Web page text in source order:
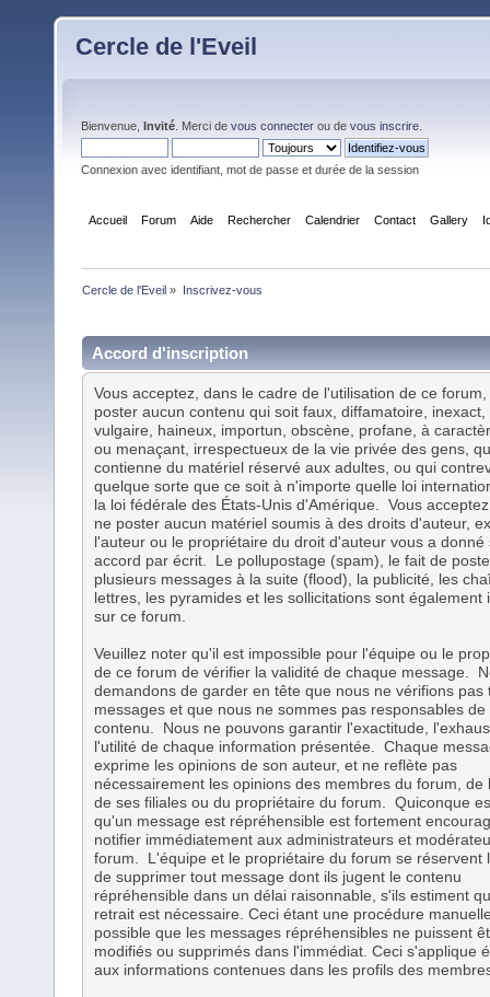
Cercle de l'Eveil
Bienvenue, Invité . Merci de vous connecter ou de vous inscrire
Connexion avec identifiant, mot de passe et durée de la session
Accueil Forum Aide Rechercher Calendrier Contact Gallery
Cercle de l'Eveil » Inscrivez-vous
Accord d'inscription
Vous acceptez, dans le cadre de l'utilisation de ce
poster aucun contenu qui soit faux, diffamatoire, inexact,
vulgaire, haineux, importun, obscène, profane, à
ou menaçant, irrespectueux de la vie privée des gens,
contienne du matériel réservé aux adultes, ou qui
quelque sorte que ce soit à n'importe quelle loi
la loi fédérale des États-Unis d'Amérique. Vous
ne poster aucun matériel soumis à des droits d'auteur,
l'auteur ou le propriétaire du droit d'auteur vous a donné
accord par écrit. Le pollupostage (spam), le fait de
plusieurs messages à la suite (flood), la publicité, les
lettres, les pyramides et les sollicitations sont également
sur ce forum.
Veuillez noter qu'il est impossible pour l'équipe ou le
de ce forum de vérifier la validité de chaque message.
demandons de garder en tête que nous ne vérifions pas
messages et que nous ne sommes pas responsables de
contenu. Nous ne pouvons garantir l'exactitude,
l'utilité de chaque information présentée. Chaque
exprime les opinions de son auteur, et ne reflète pas
nécessairement les opinions des membres du forum, de
de ses filiales ou du propriétaire du forum. Quiconque
qu'un message est répréhensible est fortement
notifier immédiatement aux administrateurs et
forum. L'équipe et le propriétaire du forum se réservent
de supprimer tout message dont ils jugent le contenu
répréhensible dans un délai raisonnable, s'ils estiment
retrait est nécessaire. Ceci étant une procédure
possible que les messages répréhensibles ne puissent
modifiés ou supprimés dans l'immédiat. Ceci s'applique
aux informations contenues dans les profils des